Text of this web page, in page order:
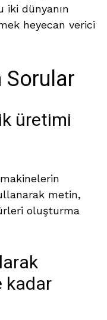
iki dünyanın
heyecan verici
Sorular
üretimi
metin,
oluşturma
kadar